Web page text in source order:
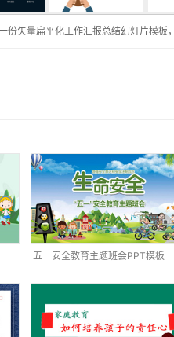
份矢量扁平化工作汇报总结幻灯片模板
五一安全教育主题班会PPT模板